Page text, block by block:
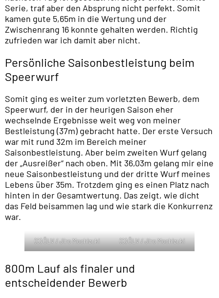
Serie, traf aber den Absprung nicht perfekt. Somit
kamen gute 5,65m in die Wertung und der
Zwischenrang 16 konnte gehalten werden. Richtig
zufrieden war ich damit aber nicht.
Persönliche Saisonbestleistung beim
Speerwurf
Somit ging es weiter zum vorletzten Bewerb, dem
Speerwurf, der in der heurigen Saison eher
wechselnde Ergebnisse weit weg von meiner
Bestleistung (37m) gebracht hatte. Der erste Versuch
war mit rund 32m im Bereich meiner
Saisonbestleistung. Aber beim zweiten Wurf gelang
der „Ausreißer“ nach oben. Mit 36,03m gelang mir eine
neue Saisonbestleistung und der dritte Wurf meines
Lebens über 35m. Trotzdem ging es einen Platz nach
hinten in der Gesamtwertung. Das zeigt, wie dicht
das Feld beisammen lag und wie stark die Konkurrenz
war.
(C) ÖLV / Jiro Mochizuki (C) ÖLV / Jiro Mochizuki
800m Lauf als finaler und
entscheidender Bewerb